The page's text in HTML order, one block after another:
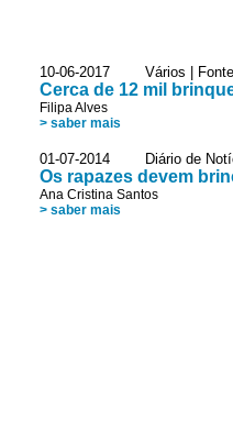
10-06-2017 Vários |
Cerca de 12 mil
Filipa Alves
> saber mais
01-07-2014 Diário de
Os rapazes devem
Ana Cristina Santos
> saber mais